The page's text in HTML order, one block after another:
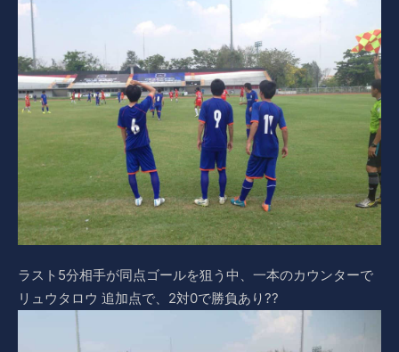
ラスト5分相手が同点ゴールを狙う中、一本のカウンターで
リュウタロウ 追加点で、2対0で勝負あり??